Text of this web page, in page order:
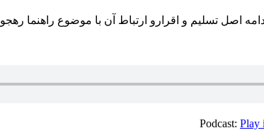
اصل تسلیم و اقرارو ارتباط آن با موضوع راهنما رهجو
Podcast: Play